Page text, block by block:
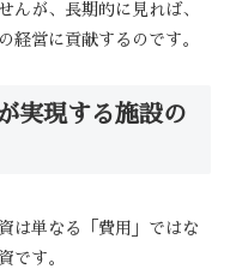
んが、長期的に見れば、
経営に貢献するのです。
実現する施設の
は単なる「費用」ではな
です。